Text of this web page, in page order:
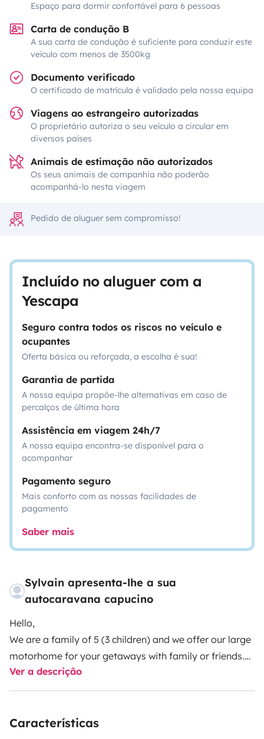
Espaço para dormir confortável para 6 pessoas
Carta de condução B
A sua carta de condução é suficiente para conduzir este
veículo com menos de 3500kg
Documento verificado
O certificado de matrícula é validado pela nossa equipa
Viagens ao estrangeiro autorizadas
O proprietário autoriza o seu veículo a circular em
diversos países
Animais de estimação não autorizados
Os seus animais de companhia não poderão
acompanhá-lo nesta viagem
Pedido de aluguer sem compromisso!
Incluído no aluguer com a
Yescapa
Seguro contra todos os riscos no veículo e
ocupantes
Oferta básica ou reforçada, a escolha é sua!
Garantia de partida
A nossa equipa propõe-lhe alternativas em caso de
percalços de última hora
Assistência em viagem 24h/7
A nossa equipa encontra-se disponível para o
acompanhar
Pagamento seguro
Mais conforto com as nossas facilidades de
pagamento
Saber mais
Sylvain apresenta-lhe a sua
autocaravana capucino
Hello,
We are a family of 5 (3 children) and we offer our large
motorhome for your getaways with family or friends.
The motorhome is perfectly maintained and
supervised. 7 berths, 6 places on the road, (Pilote)
Template: L 7m, W 2.2m, H 3.07m.
Ver a descrição
Características